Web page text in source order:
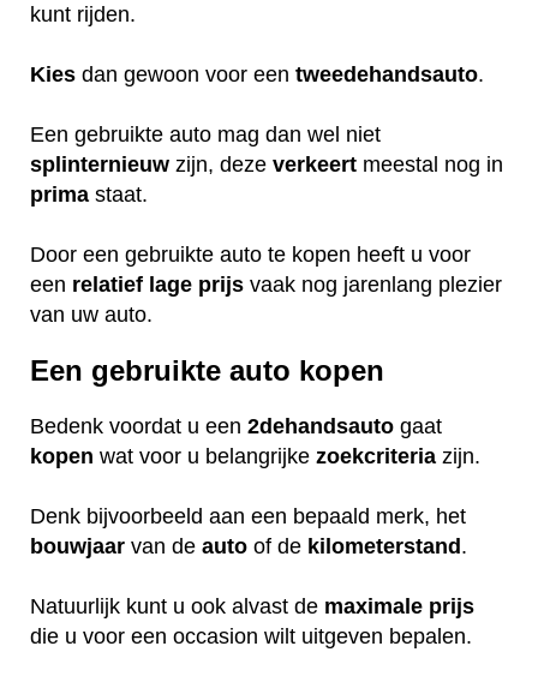
kunt rijden.
Kies dan gewoon voor een tweedehandsauto.
Een gebruikte auto mag dan wel niet
splinternieuw zijn, deze verkeert meestal nog in
prima staat.
Door een gebruikte auto te kopen heeft u voor
een relatief lage prijs vaak nog jarenlang plezier
van uw auto.
Een gebruikte auto kopen
Bedenk voordat u een 2dehandsauto gaat
kopen wat voor u belangrijke zoekcriteria zijn.
Denk bijvoorbeeld aan een bepaald merk, het
bouwjaar van de auto of de kilometerstand.
Natuurlijk kunt u ook alvast de maximale prijs
die u voor een occasion wilt uitgeven bepalen.